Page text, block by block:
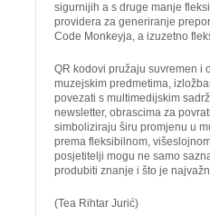
sigurnijih a s druge manje
providera za generiranje
Code Monkeyja, a izuzetno
QR kodovi pružaju suvremen i
muzejskim predmetima,
povezati s multimedijskim
newsletter, obrascima za
simboliziraju širu promjenu u
prema fleksibilnom,
posjetitelji mogu ne samo
produbiti znanje i što je
(Tea Rihtar Jurić)